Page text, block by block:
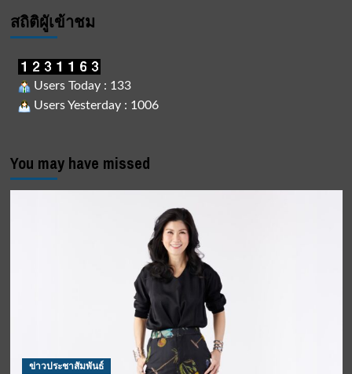
สถิติผูัเข้าชม
Users Today : 133
Users Yesterday : 1006
You may have missed
ข่าวประชาสัมพันธ์